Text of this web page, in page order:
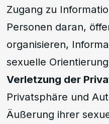
Zugang zu
Personen daran,
organisieren,
sexuelle
Verletzung der
Privatsphäre und
Äußerung ihrer